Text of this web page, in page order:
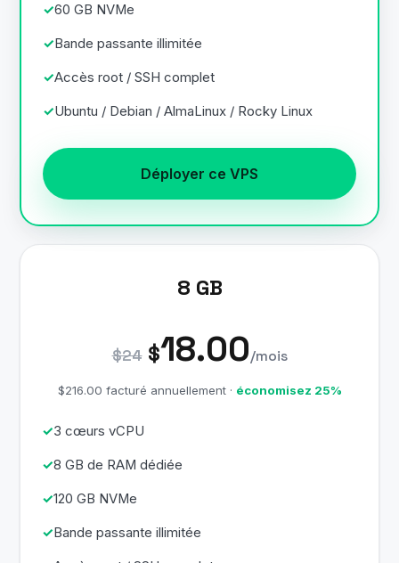
60 GB NVMe
Bande passante illimitée
Accès root / SSH complet
Ubuntu / Debian / AlmaLinux / Rocky Linux
Déployer ce VPS
8 GB
$24 $18.00/mois
$216.00 facturé annuellement · économisez 25%
3 cœurs vCPU
8 GB de RAM dédiée
120 GB NVMe
Bande passante illimitée